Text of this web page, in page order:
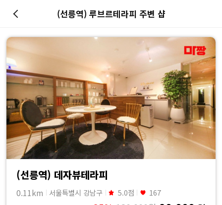
마
사
지
최
저
가
예
(선릉역) 루브르테라피 주변 샵
(선릉역) 데자뷰테라피
0.11km 서울특별시 강남구 5.0점 167